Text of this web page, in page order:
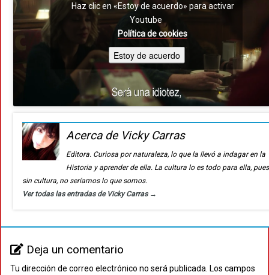
Haz clic en «Estoy de acuerdo» para activar
Youtube
Política de cookies
Estoy de acuerdo
Acerca de Vicky Carras
Editora. Curiosa por naturaleza, lo que la llevó a indagar en la
Historia y aprender de ella. La cultura lo es todo para ella, pues
sin cultura, no seríamos lo que somos.
Ver todas las entradas de Vicky Carras →
Deja un comentario
Tu dirección de correo electrónico no será publicada. Los campos